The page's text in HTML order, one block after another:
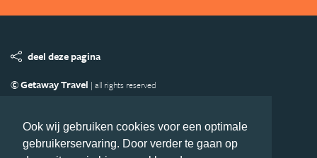
Ook wij gebruiken cookies voor een optimale
gebruikerservaring. Door verder te gaan op
deel deze pagina
© Getaway Travel | all rights reserved
Copyright
Privacy statement Disclaimer
Cookies
Volg MiddenAmerika.nl